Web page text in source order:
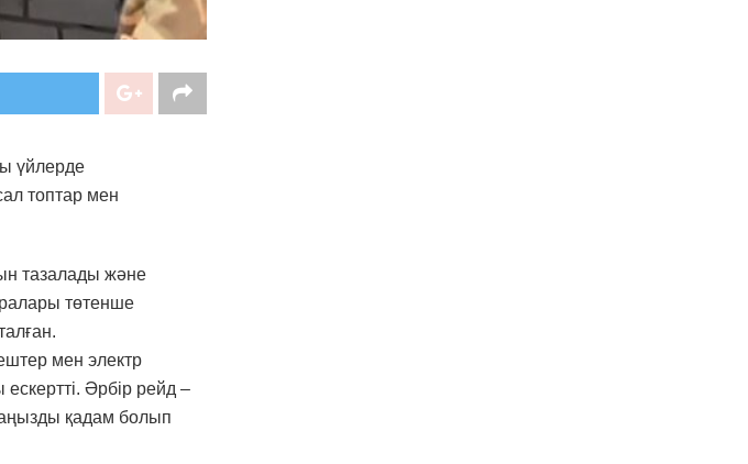
үйлерде
топтар мен
тазалады және
төтенше
мен электр
Әрбір рейд –
қадам болып